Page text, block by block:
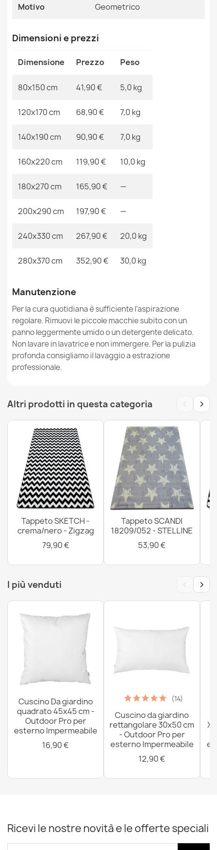
Tappeto ALTER Nano triangoli rosa
68,90 €
68,90 €
Tappeto ALTER Siena piazze traliccio blu
68,90 €
Riferimenti Specifici
Motivo Geometrico
Dimensioni e prezzi
Dimensione Prezzo Peso
80x150 cm 41,90 € 5,0 kg
120x170 cm 68,90 € 7,0 kg
140x190 cm 90,90 € 7,0 kg
160x220 cm 119,90 € 10,0 kg
180x270 cm 165,90 € —
200x290 cm 197,90 € —
240x330 cm 267,90 € 20,0 kg
280x370 cm 352,90 € 30,0 kg
Manutenzione
Per la cura quotidiana è sufficiente l’aspirazione
regolare. Rimuovi le piccole macchie subito con un
panno leggermente umido o un detergente delicato.
Non lavare in lavatrice e non immergere. Per la pulizia
profonda consigliamo il lavaggio a estrazione
professionale.
Altri prodotti in questa categoria ‹ ›
Tappeto SKETCH -
crema/nero - Zigzag
79,90 €
Tappeto SCANDI
18209/052 - STELLINE
53,90 €
I più venduti ‹ ›
Cuscino Da giardino
quadrato 45x45 cm -
Outdoor Pro per
esterno Impermeabile
16,90 €
(14)
Cuscino da giardino
rettangolare 30x50 cm
- Outdoor Pro per
esterno Impermeabile
12,90 €
Ricevi le nostre novità e le offerte speciali